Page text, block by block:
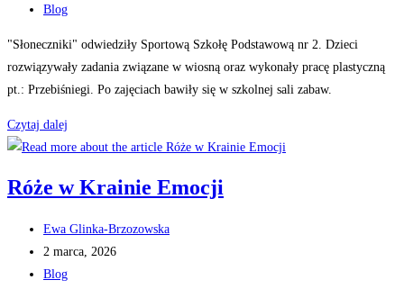
published:
Post
Blog
"Słoneczniki" odwiedziły Sportową Szkołę Podstawową nr 2. Dzieci
rozwiązywały zadania związane w wiosną oraz wykonały pracę plastyczną
pt.: Przebiśniegi. Po zajęciach bawiły się w szkolnej sali zabaw.
Czytaj dalej
w
Podstawowej
2
Róże w Krainie Emocji
Post
author:
Ewa Glinka-Brzozowska
Post
published:
2 marca, 2026
Post
Blog